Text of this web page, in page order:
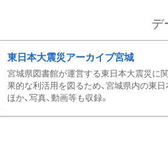
デ
東日本大震災アーカイブ宮城
宮城県図書館が運営する東日本大震災に
果的な利活用を図るため、宮城県内の東
ほか、写真、動画等も収録。